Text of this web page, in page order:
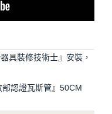
具裝修技術士』安裝，
認證瓦斯管』50CM